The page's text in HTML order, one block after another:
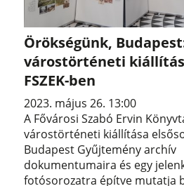
Örökségünk,
várostörténeti
FSZEK-ben
2023. május 26. 13:00
A Fővárosi Szabó Ervin
várostörténeti kiállítása
Budapest Gyűjtemény archív
dokumentumaira és egy
fotósorozatra építve mutatja